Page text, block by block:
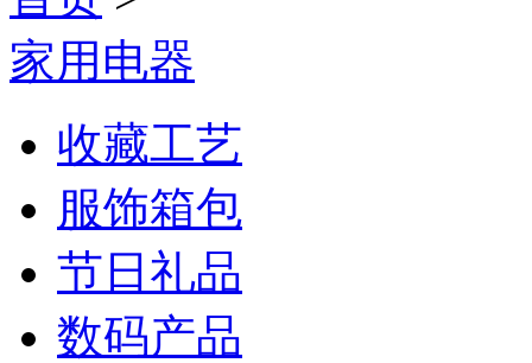
家用电器
收藏工艺
服饰箱包
节日礼品
数码产品